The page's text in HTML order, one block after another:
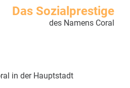
Das Sozialprestige
des Namens Coral
in der Hauptstadt